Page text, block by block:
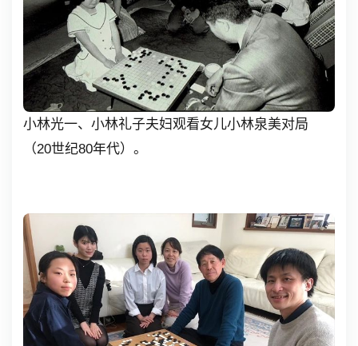
小林光一、小林礼子夫妇观看女儿小林泉美对局
（20世纪80年代）。